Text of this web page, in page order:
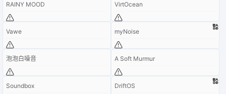
RAINY MOOD VirtOcean
Vawe myNoise
泡泡白噪音 A Soft Murmur
Soundbox DriftOS